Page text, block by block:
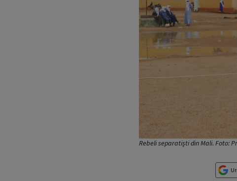
Rebeli separatiști din Mali. Foto: